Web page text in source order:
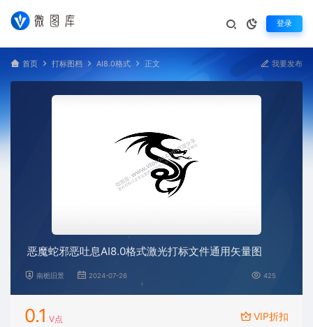
登录
首页 打标图档 AI8.0格式 正文 我要发布
恶魔蛇邪恶吐息AI8.0格式激光打标文件通用矢量图
南栀旧景 2024-07-26 425
0.1 V点 VIP折扣